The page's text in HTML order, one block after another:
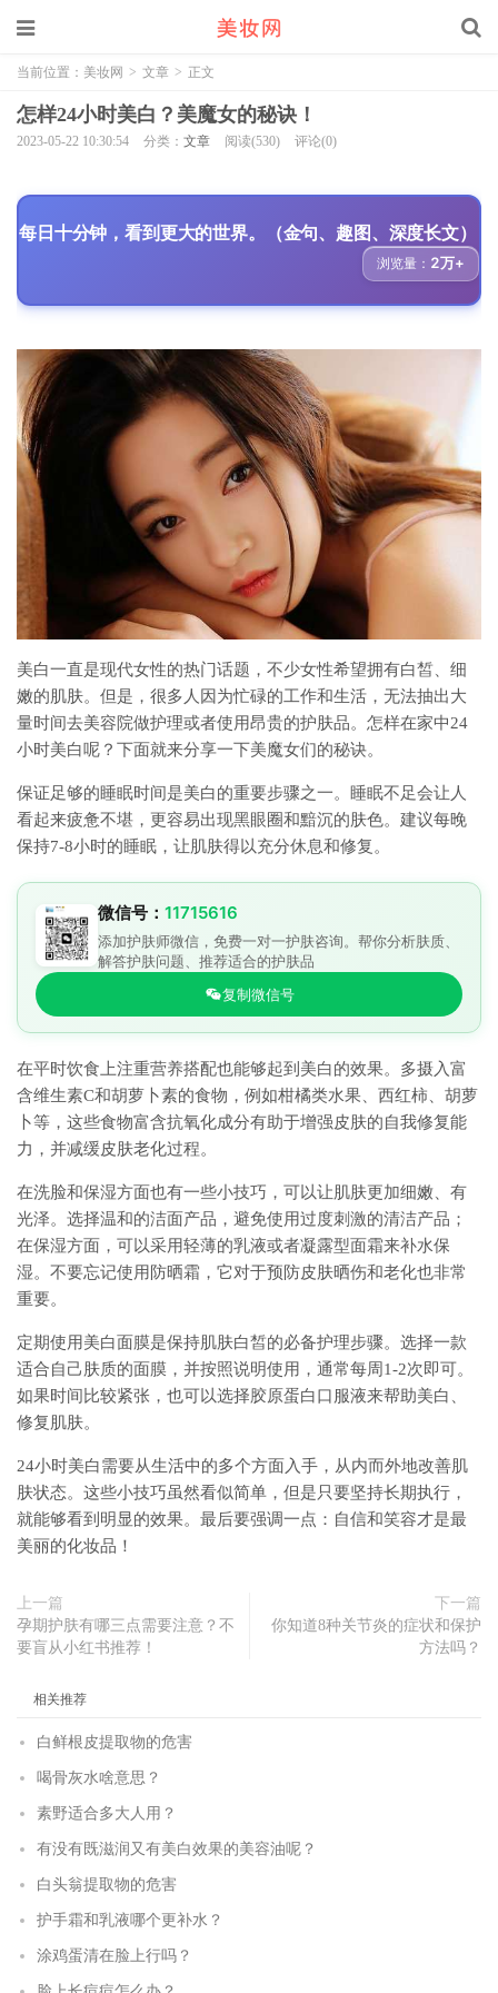
当前位置： 美妆网 > 文章 > 正文
怎样24小时美白？美魔女的秘诀！
2023-05-22 10:30:54 分类： 文章 阅读(530) 评论(0)
每日十分钟，看到更大的世界。（金句、趣图、深度长文）
浏览量： 2万+
美白一直是现代女性的热门话题，不少女性希望拥有白皙、细
嫩的肌肤。但是，很多人因为忙碌的工作和生活，无法抽出大
量时间去美容院做护理或者使用昂贵的护肤品。怎样在家中24
小时美白呢？下面就来分享一下美魔女们的秘诀。
保证足够的睡眠时间是美白的重要步骤之一。睡眠不足会让人
看起来疲惫不堪，更容易出现黑眼圈和黯沉的肤色。建议每晚
保持7-8小时的睡眠，让肌肤得以充分休息和修复。
微信号： 11715616
添加护肤师微信，免费一对一护肤咨询。帮你分析肤质、
解答护肤问题、推荐适合的护肤品
复制微信号
在平时饮食上注重营养搭配也能够起到美白的效果。多摄入富
含维生素C和胡萝卜素的食物，例如柑橘类水果、西红柿、胡萝
卜等，这些食物富含抗氧化成分有助于增强皮肤的自我修复能
力，并减缓皮肤老化过程。
在洗脸和保湿方面也有一些小技巧，可以让肌肤更加细嫩、有
光泽。选择温和的洁面产品，避免使用过度刺激的清洁产品；
在保湿方面，可以采用轻薄的乳液或者凝露型面霜来补水保
湿。不要忘记使用防晒霜，它对于预防皮肤晒伤和老化也非常
重要。
定期使用美白面膜是保持肌肤白皙的必备护理步骤。选择一款
适合自己肤质的面膜，并按照说明使用，通常每周1-2次即可。
如果时间比较紧张，也可以选择胶原蛋白口服液来帮助美白、
修复肌肤。
24小时美白需要从生活中的多个方面入手，从内而外地改善肌
肤状态。这些小技巧虽然看似简单，但是只要坚持长期执行，
就能够看到明显的效果。最后要强调一点：自信和笑容才是最
美丽的化妆品！
上一篇
孕期护肤有哪三点需要注意？不
要盲从小红书推荐！
下一篇
你知道8种关节炎的症状和保护
方法吗？
相关推荐
白鲜根皮提取物的危害
喝骨灰水啥意思？
素野适合多大人用？
有没有既滋润又有美白效果的美容油呢？
白头翁提取物的危害
护手霜和乳液哪个更补水？
涂鸡蛋清在脸上行吗？